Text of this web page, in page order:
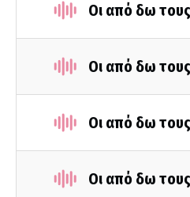
Οι από δω
Οι από δω
Οι από δω
Οι από δω